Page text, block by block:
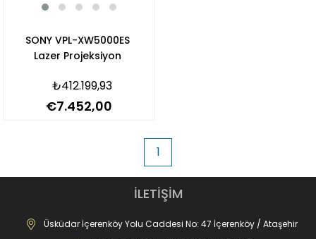
SONY VPL-XW5000ES
Lazer Projeksiyon
₺412.199,93
€7.452,00
1
İLETİŞİM
Üsküdar İçerenköy Yolu Caddesi No: 47 İçerenköy / Ataşehir